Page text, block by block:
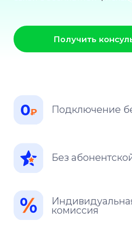
Индивидуальная
С 2008 года
обслуживаем платежи
на рынке телекома
Мы интегрированы со всеми
основными биллингами: NetUP,
LANBilling, MikBill, Carbon Billing,
BGBilling
Работаем с самописными
и типовыми спецификациями:
Bisys, OSMP или Киберплат